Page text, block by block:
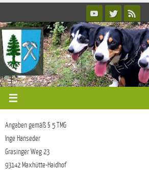
Inhalt
springen
Angaben gemäß § 5 TMG
Inge Hanseder
Grasinger Weg 23
93142 Maxhütte-Haidhof